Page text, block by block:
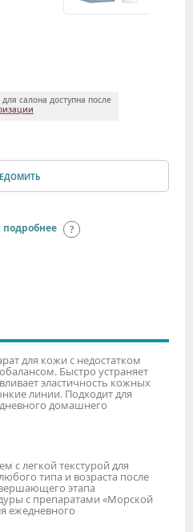
салона доступна после
подробнее
для кожи с недостатком
Быстро устраняет
эластичность кожных
линии. Подходит для
домашнего
легкой текстурой для
типа и возраста после
этапа
с препаратами «Морской
ежедневного